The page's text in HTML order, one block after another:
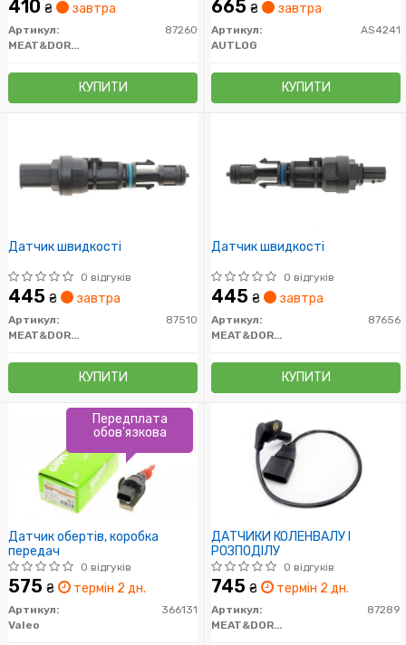
410 ₴ завтра
Артикул:
87260
MEAT&DORIA
КУПИТИ
665 ₴ завтра
Артикул:
AS4241
AUTLOG
КУПИТИ
Датчик швидкості
0 відгуків
445 ₴ завтра
Артикул:
87510
MEAT&DORIA
КУПИТИ
Датчик швидкості
0 відгуків
445 ₴ завтра
Артикул:
87656
MEAT&DORIA
КУПИТИ
Датчик обертів, коробка
передач
0 відгуків
575 ₴ термін 2 дн.
Артикул:
366131
Valeo
Передплата
обов'язкова
ДАТЧИКИ КОЛЕНВАЛУ І
РОЗПОДІЛУ
0 відгуків
745 ₴ термін 2 дн.
Артикул:
87289
MEAT&DORIA